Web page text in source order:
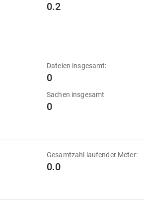
0.2
Dateien insgesamt:
0
Sachen insgesamt
0
Gesamtzahl laufender Meter:
0.0